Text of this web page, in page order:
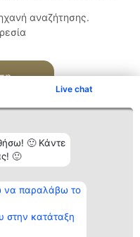
Live chat
🙂 Κάντε
🙂
να παραλάβω το
στην κατάταξη
αναζήτησης.
Επικοινωνία
Επικοινωνία